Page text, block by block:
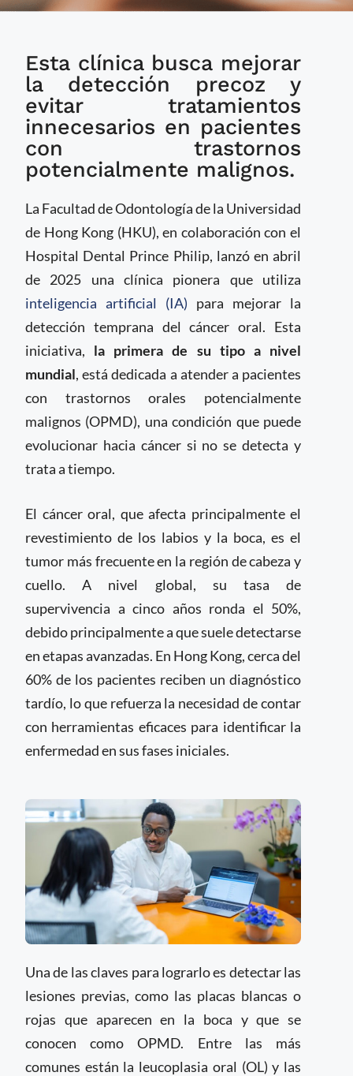
Kong inaugura la
primera clínica del
mundo con IA para
detección temprana
de cáncer oral
Esta clínica busca mejorar
la detección precoz y
evitar tratamientos
innecesarios en pacientes
con trastornos
potencialmente malignos.
La Facultad de Odontología de la Universidad
de Hong Kong (HKU), en colaboración con el
Hospital Dental Prince Philip, lanzó en abril
de 2025 una clínica pionera que utiliza
inteligencia artificial (IA) para mejorar la
detección temprana del cáncer oral. Esta
iniciativa, la primera de su tipo a nivel
mundial, está dedicada a atender a pacientes
con trastornos orales potencialmente
malignos (OPMD), una condición que puede
evolucionar hacia cáncer si no se detecta y
trata a tiempo.
El cáncer oral, que afecta principalmente el
revestimiento de los labios y la boca, es el
tumor más frecuente en la región de cabeza y
cuello. A nivel global, su tasa de
supervivencia a cinco años ronda el 50%,
debido principalmente a que suele detectarse
en etapas avanzadas. En Hong Kong, cerca del
60% de los pacientes reciben un diagnóstico
tardío, lo que refuerza la necesidad de contar
con herramientas eficaces para identificar la
enfermedad en sus fases iniciales.
Una de las claves para lograrlo es detectar las
lesiones previas, como las placas blancas o
rojas que aparecen en la boca y que se
conocen como OPMD. Entre las más
comunes están la leucoplasia oral (OL) y las